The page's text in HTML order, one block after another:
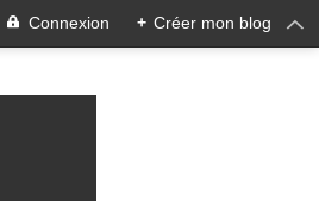
Connexion + Créer mon blog